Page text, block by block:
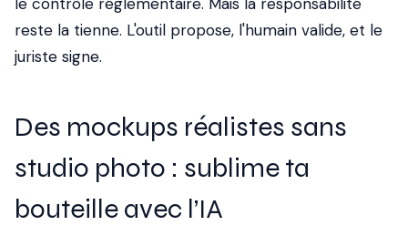
reste la tienne. L'outil propose, l'humain valide, et le
juriste signe.
Des mockups réalistes sans
studio photo : sublime ta
bouteille avec l’IA